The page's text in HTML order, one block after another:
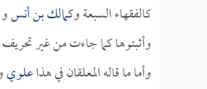
كالفقهاء السبعة وكمالك بن أنسو
وأثبتوها كما جاءت من غير
وأما ما قاله المعلقان في هذاعلوي